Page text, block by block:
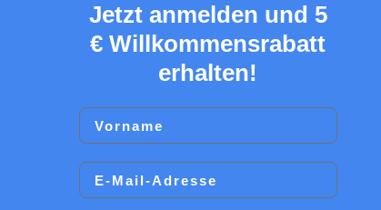
Jetzt anmelden und 5
€ Willkommensrabatt
erhalten!
Vorname
Email